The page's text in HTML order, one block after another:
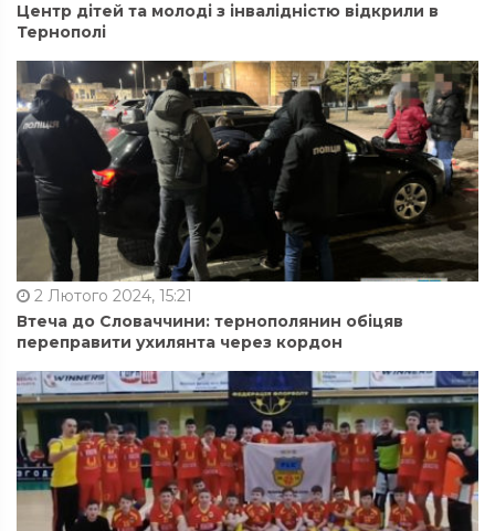
Центр дітей та молоді з інвалідністю відкрили в
Тернополі
2 Лютого 2024, 15:21
Втеча до Словаччини: тернополянин обіцяв
переправити ухилянта через кордон